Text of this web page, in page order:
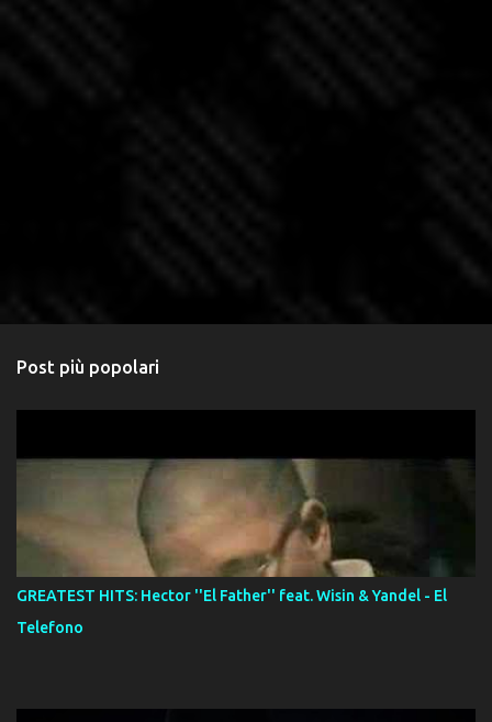
Post più popolari
GREATEST HITS: Hector ''El Father'' feat. Wisin & Yandel - El
Telefono